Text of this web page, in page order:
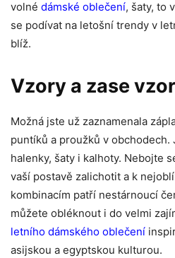
volné dámské oblečení, šaty, to
se podívat na letošní trendy v
blíž.
Vzory a zase
Možná jste už zaznamenala
puntíků a proužků v obchodech.
halenky, šaty i kalhoty. Nebojte
vaší postavě zalichotit a k
kombinacím patří nestárnoucí
můžete obléknout i do velmi
letního dámského oblečení
asijskou a egyptskou kulturou.